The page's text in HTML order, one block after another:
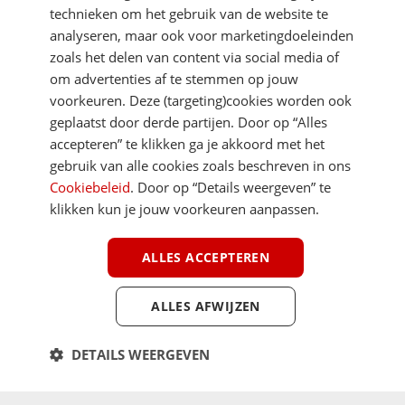
DIRECT NAAR
MEER ACSI FREELIFE
voorbehouden
technieken om het gebruik van de website te
analyseren, maar ook voor marketingdoeleinden
zoals het delen van content via social media of
om advertenties af te stemmen op jouw
voorkeuren. Deze (targeting)cookies worden ook
geplaatst door derde partijen. Door op “Alles
accepteren” te klikken ga je akkoord met het
gebruik van alle cookies zoals beschreven in ons
Cookiebeleid. Door op “Details weergeven” te
klikken kun je jouw voorkeuren aanpassen.
ALLES ACCEPTEREN
ALLES AFWIJZEN
DETAILS WEERGEVEN